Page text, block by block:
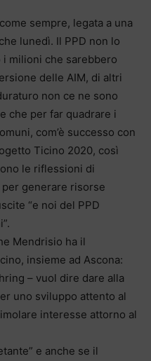
sempre, legata a una
lunedì. Il PPD non lo
milioni che sarebbero
delle AIM, di altri
non ce ne sono
che per far quadrare i
com’è successo con
Ticino 2020, così
le riflessioni di
generare risorse
“e noi del PPD
Mendrisio ha il
insieme ad Ascona:
– vuol dire dare alla
uno sviluppo attento al
interesse attorno al
e anche se il